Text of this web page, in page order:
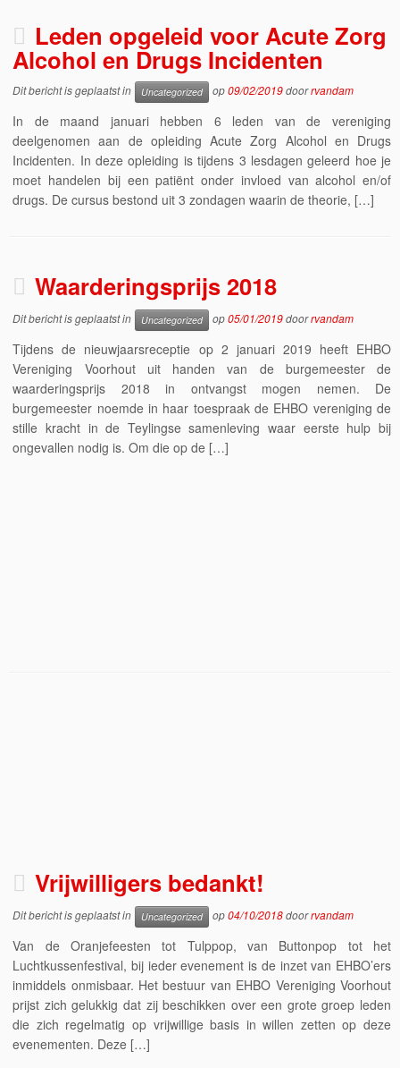
Leden opgeleid voor Acute Zorg
Alcohol en Drugs Incidenten
Dit bericht is geplaatst in Uncategorized op09/02/2019doorrvandam
In de maand januari hebben 6 leden van de vereniging
deelgenomen aan de opleiding Acute Zorg Alcohol en Drugs
Incidenten. In deze opleiding is tijdens 3 lesdagen geleerd hoe je
moet handelen bij een patiënt onder invloed van alcohol en/of
drugs. De cursus bestond uit 3 zondagen waarin de theorie, […]
Waarderingsprijs 2018
Dit bericht is geplaatst in Uncategorized op05/01/2019doorrvandam
Tijdens de nieuwjaarsreceptie op 2 januari 2019 heeft EHBO
Vereniging Voorhout uit handen van de burgemeester de
waarderingsprijs 2018 in ontvangst mogen nemen. De
burgemeester noemde in haar toespraak de EHBO vereniging de
stille kracht in de Teylingse samenleving waar eerste hulp bij
ongevallen nodig is. Om die op de […]
Vrijwilligers bedankt!
Dit bericht is geplaatst in Uncategorized op04/10/2018doorrvandam
Van de Oranjefeesten tot Tulppop, van Buttonpop tot het
Luchtkussenfestival, bij ieder evenement is de inzet van EHBO’ers
inmiddels onmisbaar. Het bestuur van EHBO Vereniging Voorhout
prijst zich gelukkig dat zij beschikken over een grote groep leden
die zich regelmatig op vrijwillige basis in willen zetten op deze
evenementen. Deze […]